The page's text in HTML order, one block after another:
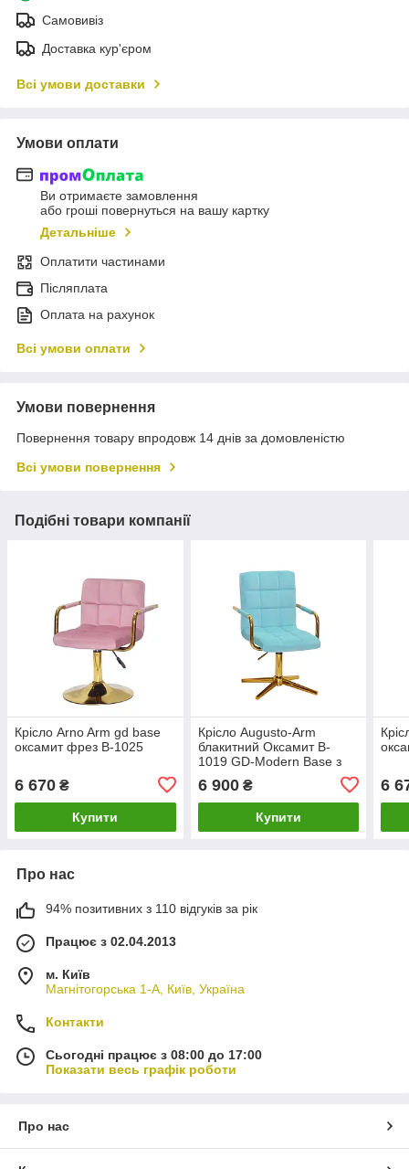
Самовивіз
Доставка кур'єром
Всі умови доставки
Умови оплати
Ви отримаєте замовлення
або гроші повернуться на вашу картку
Детальніше
Оплатити частинами
Післяплата
Оплата на рахунок
Всі умови оплати
Умови повернення
Повернення товару впродовж 14 днів за домовленістю
Всі умови повернення
Подібні товари компанії
Крісло Arno Arm gd base
оксамит фрез B-1025
6 670 ₴
Купити
Крісло Augusto-Arm
блакитний Оксамит B-
1019 GD-Modern Base з
золотистої хрестовині
6 900₴
Купити
6
Про нас
94% позитивних з 110 відгуків за рік
Працює з 02.04.2013
м. Київ
Магнітогорська 1-А, Київ, Україна
Контакти
Сьогодні працює з 08:00 до 17:00
Показати весь графік роботи
Про нас